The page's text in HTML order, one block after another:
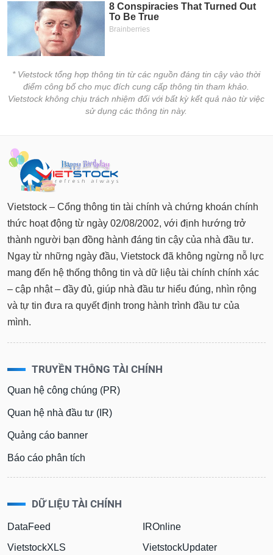
* Vietstock tổng hợp thông tin từ các nguồn đáng tin cậy vào thời
điểm công bố cho mục đích cung cấp thông tin tham khảo.
Vietstock không chịu trách nhiệm đối với bất kỳ kết quả nào từ việc
sử dụng các thông tin này.
Vietstock – Cổng thông tin tài chính và chứng khoán chính
thức hoạt động từ ngày 02/08/2002, với định hướng trở
thành người bạn đồng hành đáng tin cậy của nhà đầu tư.
Ngay từ những ngày đầu, Vietstock đã không ngừng nỗ lực
mang đến hệ thống thông tin và dữ liệu tài chính chính xác
– cập nhật – đầy đủ, giúp nhà đầu tư hiểu đúng, nhìn rộng
và tự tin đưa ra quyết định trong hành trình đầu tư của
mình.
TRUYỀN THÔNG TÀI CHÍNH
Quan hệ công chúng (PR)
Quan hệ nhà đầu tư (IR)
Quảng cáo banner
Báo cáo phân tích
DỮ LIỆU TÀI CHÍNH
DataFeed
VietstockXLS
IROnline
VietstockUpdater